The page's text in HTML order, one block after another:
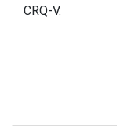
CRQ-V.